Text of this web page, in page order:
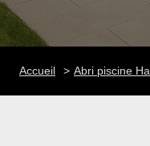
Accueil Abri piscine